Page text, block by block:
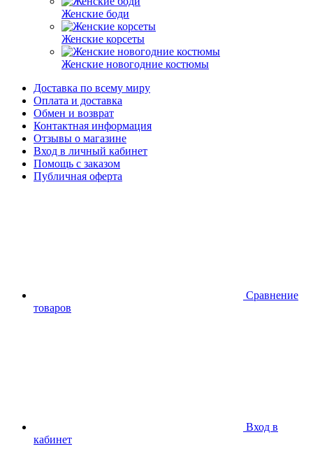
Женские боди
Женские корсеты
Женские новогодние костюмы
Доставка по всему миру
Оплата и доставка
Обмен и возврат
Контактная информация
Отзывы о магазине
Вход в личный кабинет
Помощь с заказом
Публичная оферта
Сравнение
товаров
Вход в
кабинет